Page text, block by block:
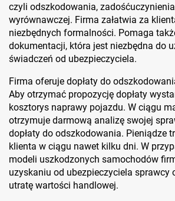
czyli odszkodowania,
wyrównawczej. Firma załatwia za
niezbędnych formalności. Pomaga
dokumentacji, która jest niezbędna do
świadczeń od ubezpieczyciela.
Firma oferuje dopłaty do
Aby otrzymać propozycję dopłaty
kosztorys naprawy pojazdu. W ciągu
otrzymuje darmową analizę swojej
dopłaty do odszkodowania. Pieniądze
klienta w ciągu nawet kilku dni. W
modeli uszkodzonych samochodów
uzyskaniu od ubezpieczyciela sprawcy
utratę wartości handlowej.